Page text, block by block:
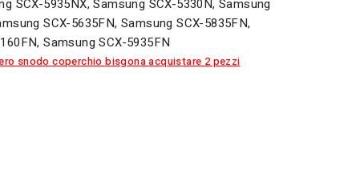
SCX-5935NX, Samsung SCX-5330N, Samsung
SCX-5635FN, Samsung SCX-5835FN,
Samsung SCX-5935FN
snodo coperchio bisgona acquistare 2 pezzi